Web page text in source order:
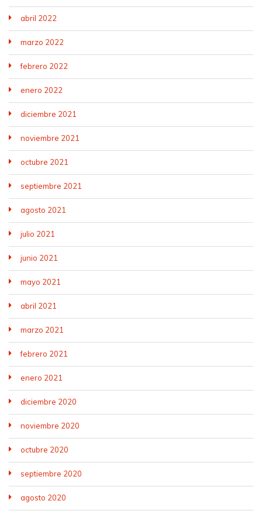
abril 2022
marzo 2022
febrero 2022
enero 2022
diciembre 2021
noviembre 2021
octubre 2021
septiembre 2021
agosto 2021
julio 2021
junio 2021
mayo 2021
abril 2021
marzo 2021
febrero 2021
enero 2021
diciembre 2020
noviembre 2020
octubre 2020
septiembre 2020
agosto 2020